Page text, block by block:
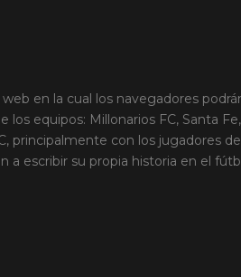
en la cual los navegadores
los equipos: Millonarios FC, Santa
principalmente con los jugadores
a escribir su propia historia en el